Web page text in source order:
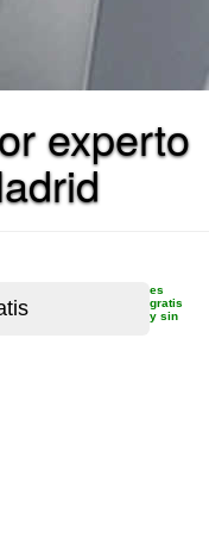
experto
es
gratis
y sin